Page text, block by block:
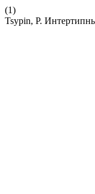
(1)
Tsypin, P.